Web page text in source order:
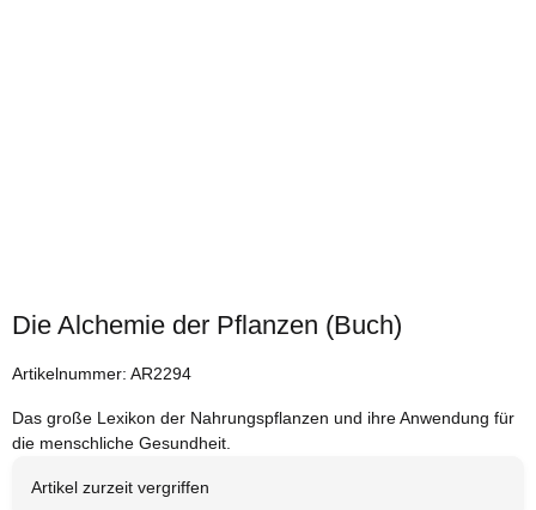
Die Alchemie der Pflanzen (Buch)
Artikelnummer: AR2294
Das große Lexikon der Nahrungspflanzen und ihre Anwendung für
die menschliche Gesundheit.
Artikel zurzeit vergriffen